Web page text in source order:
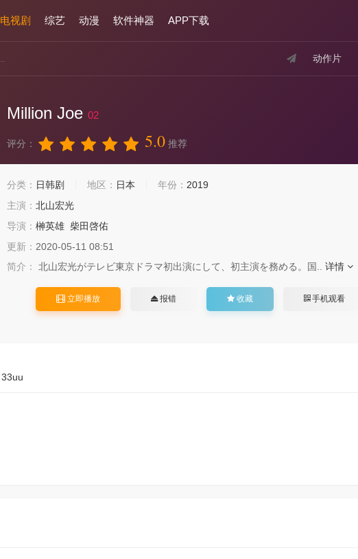
电视剧 综艺 动漫 软件神器 APP下载
动作片
Million Joe 02
评分： 5.0 推荐
分类： 日韩剧 地区： 日本 年份： 2019
主演： 北山宏光
导演： 榊英雄 柴田啓佑
更新： 2020-05-11 08:51
简介：
北山宏光がテレビ東京ドラマ初出演にして、初主演を務める。国.. 详情
立即播放 报错 收藏 手机观看
33uu